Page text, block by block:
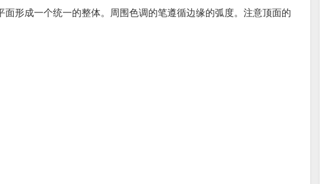
形成一个统一的整体。周围色调的笔遵循边缘的弧度。注意顶面的